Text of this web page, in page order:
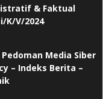
& Faktual
K/V/2024
Pedoman Media Siber
– Indeks Berita –